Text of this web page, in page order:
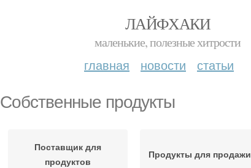
ЛАЙФХАКИ
маленькие, полезные хитрости
главная новости статьи
Собственные продукты
Поставщик для
продуктов
Продукты для продажи